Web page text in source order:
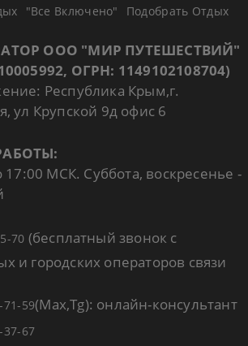
"Все Включено" Подобрать Отдых
ООО "МИР ПУТЕШЕСТВИЙ"
ОГРН: 1149102108704)
Республика Крым,г.
ул Крупской 9д офис 6
17:00 МСК. Суббота, воскресенье -
70 (бесплатный звонок с
и городских операторов связи
71-59(Max,Tg): онлайн-консультант
37-67